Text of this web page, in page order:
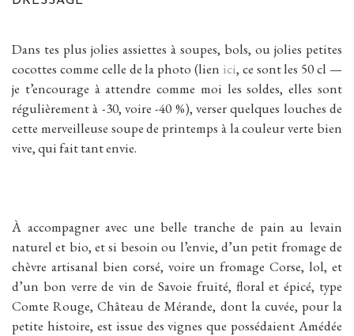
Dans tes plus jolies assiettes à soupes, bols, ou jolies petites
cocottes comme celle de la photo (lien ici, ce sont les 50 cl —
je t’encourage à attendre comme moi les soldes, elles sont
régulièrement à -30, voire -40 %), verser quelques louches de
cette merveilleuse soupe de printemps à la couleur verte bien
vive, qui fait tant envie.
À accompagner avec une belle tranche de pain au levain
naturel et bio, et si besoin ou l’envie, d’un petit fromage de
chèvre artisanal bien corsé, voire un fromage Corse, lol, et
d’un bon verre de vin de Savoie fruité, floral et épicé, type
Comte Rouge, Château de Mérande, dont la cuvée, pour la
petite histoire, est issue des vignes que possédaient Amédée